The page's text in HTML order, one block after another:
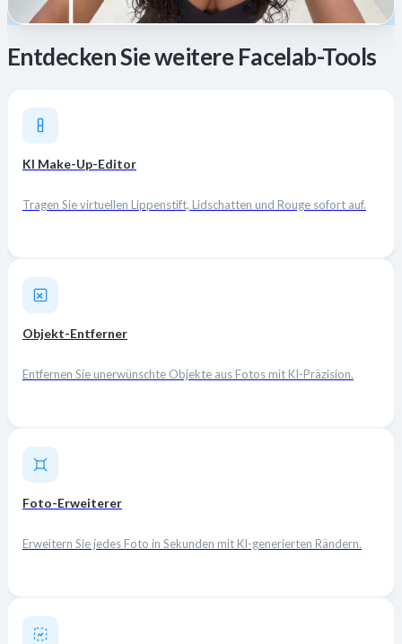
Entdecken Sie weitere Facelab-Tools
KI Make-Up-Editor
Tragen Sie virtuellen Lippenstift, Lidschatten und Rouge sofort auf.
Objekt-Entferner
Entfernen Sie unerwünschte Objekte aus Fotos mit KI-Präzision.
Foto-Erweiterer
Erweitern Sie jedes Foto in Sekunden mit KI-generierten Rändern.